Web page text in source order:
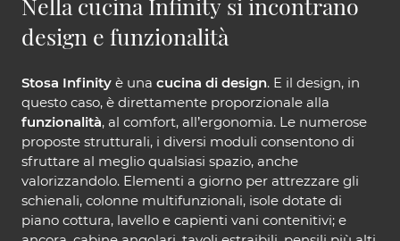
Nella cucina Infinity si incontrano
design e funzionalità
Stosa Infinity è una cucina di design. E il design, in
questo caso, è direttamente proporzionale alla
funzionalità, al comfort, all’ergonomia. Le numerose
proposte strutturali, i diversi moduli consentono di
sfruttare al meglio qualsiasi spazio, anche
valorizzandolo. Elementi a giorno per attrezzare gli
schienali, colonne multifunzionali, isole dotate di
piano cottura, lavello e capienti vani contenitivi; e